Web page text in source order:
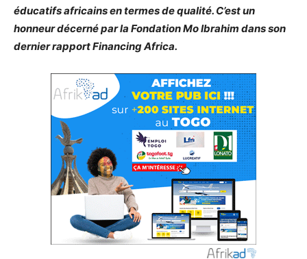
éducatifs africains en termes de qualité. C’est un
honneur décerné par la Fondation Mo Ibrahim dans son
dernier rapport Financing Africa.